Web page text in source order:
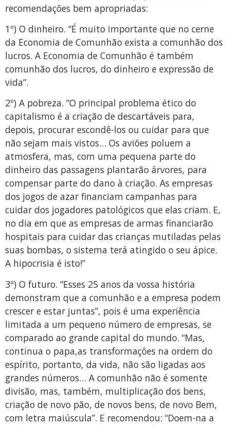
recomendações bem apropriadas:
1º) O dinheiro. “É muito importante que no cerne
da Economia de Comunhão exista a comunhão dos
lucros. A Economia de Comunhão é também
comunhão dos lucros, do dinheiro e expressão de
vida”.
2º) A pobreza. “O principal problema ético do
capitalismo é a criação de descartáveis para,
depois, procurar escondê-los ou cuidar para que
não sejam mais vistos… Os aviões poluem a
atmosfera, mas, com uma pequena parte do
dinheiro das passagens plantarão árvores, para
compensar parte do dano à criação. As empresas
dos jogos de azar financiam campanhas para
cuidar dos jogadores patológicos que elas criam. E,
no dia em que as empresas de armas financiarão
hospitais para cuidar das crianças mutiladas pelas
suas bombas, o sistema terá atingido o seu ápice.
A hipocrisia é isto!”
3º) O futuro. “Esses 25 anos da vossa história
demonstram que a comunhão e a empresa podem
crescer e estar juntas”, pois é uma experiência
limitada a um pequeno número de empresas, se
comparado ao grande capital do mundo. “Mas,
continua o papa,as transformações na ordem do
espírito, portanto, da vida, não são ligadas aos
grandes números… A comunhão não é somente
divisão, mas, também, multiplicação dos bens,
criação de novo pão, de novos bens, de novo Bem,
com letra maiúscula”. E recomendou: “Doem-na a